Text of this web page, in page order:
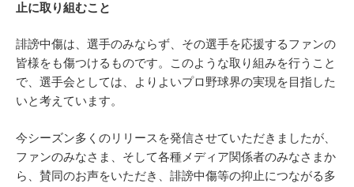
止に取り組むこと
誹謗中傷は、選手のみならず、その選手を応援するファンの
皆様をも傷つけるものです。このような取り組みを行うこと
で、選手会としては、よりよいプロ野球界の実現を目指した
いと考えています。
今シーズン多くのリリースを発信させていただきましたが、
ファンのみなさま、そして各種メディア関係者のみなさまか
ら、賛同のお声をいただき、誹謗中傷等の抑止につながる多